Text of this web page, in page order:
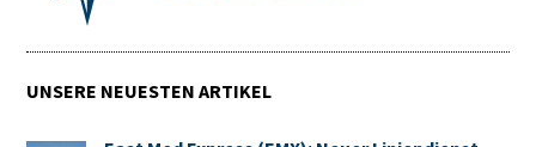
UNSERE NEUESTEN ARTIKEL